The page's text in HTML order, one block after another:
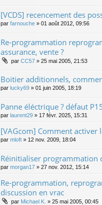
[VCDS] recencement des
par farnouche » 01 août 2012, 09:56
Re-programmation
assurance, vente ?
par CC57 » 25 mai 2005, 21:53
Boitier additionnels,
par lucky69 » 01 juin 2005, 18:19
Panne éléctrique ? défaut
par laurent29 » 17 févr. 2025, 15:31
[VAGcom] Comment
par mloft » 12 nov. 2009, 18:04
Réinitialiser programmation
par morgan17 » 27 nov. 2012, 15:14
Re-programmation,
discussion en vrac
par Michael K. » 25 mai 2005, 00:45